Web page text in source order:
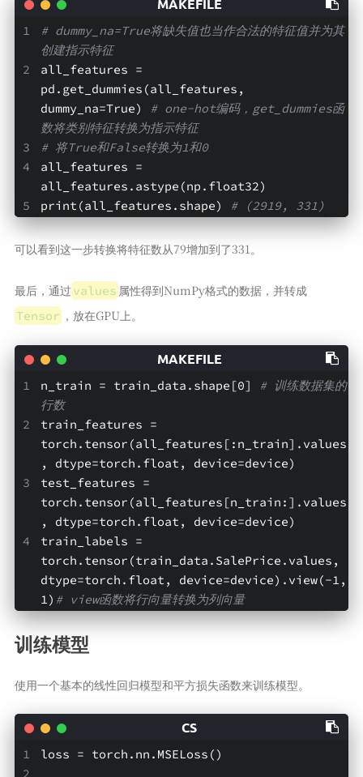
# dummy_na=True将缺失值也当作合法的特征值并为其
创建指示特征
all_features =
pd.get_dummies(all_features,
dummy_na=True)
# one-hot编码，get_dummies函
数将类别特征转换为指示特征
# 将True和False转换为1和0
all_features =
all_features.astype(np.float32)
print(all_features.shape)
# (2919, 331)
可以看到这一步转换将特征数从79增加到了331。
最后，通过 values 属性得到NumPy格式的数据，并转成
Tensor ，放在GPU上。
n_train = train_data.shape[0]
# 训练数据集的
行数
train_features =
torch.tensor(all_features[:n_train].values
, dtype=torch.float, device=device)
test_features =
torch.tensor(all_features[n_train:].values
, dtype=torch.float, device=device)
train_labels =
torch.tensor(train_data.SalePrice.values,
dtype=torch.float, device=device).view(-1,
1) # view函数将行向量转换为列向量
训练模型
使用一个基本的线性回归模型和平方损失函数来训练模型。
loss = torch.nn.MSELoss()